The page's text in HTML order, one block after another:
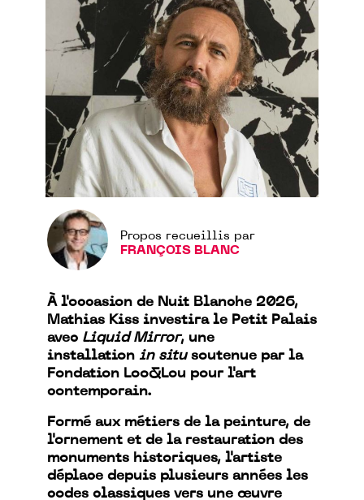
Propos recueillis par
FRANÇOIS BLANC
À l'occasion de Nuit Blanche 2026,
Mathias Kiss investira le Petit Palais
avec Liquid Mirror, une
installation in situsoutenue par la
Fondation Loo&Lou pour l'art
contemporain.
Formé aux métiers de la peinture, de
l'ornement et de la restauration des
monuments historiques, l'artiste
déplace depuis plusieurs années les
codes classiques vers une œuvre